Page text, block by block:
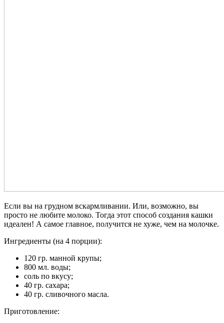
Если вы на грудном вскармливании. Или, возможно, вы
просто не любите молоко. Тогда этот способ создания кашки
идеален! А самое главное, получится не хуже, чем на молочке.
Ингредиенты (на 4 порции):
120 гр. манной крупы;
800 мл. воды;
соль по вкусу;
40 гр. сахара;
40 гр. сливочного масла.
Приготовление: